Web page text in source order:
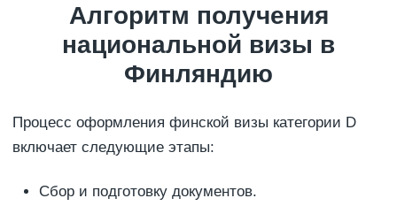
Алгоритм получения
национальной визы в
Финляндию
Процесс оформления финской визы категории D
включает следующие этапы:
Сбор и подготовку документов.